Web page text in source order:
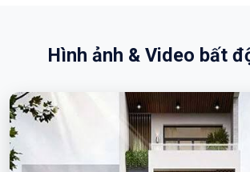
Hình ảnh & Video bất